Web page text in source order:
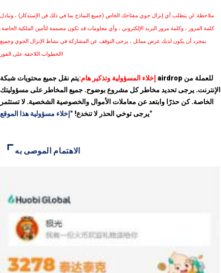
ملاحظة: لن يتطلب أي إنزال جوي مفتاحك الخاص (جميع النماذج بما في ذلك فن الإستذكار) ، وتبادل
كلمة المرور ، وكلمة مرور البريد الإلكتروني ، وأي معلومات قد تكون مصممة لتأمين الملكية الخاصة.
بمجرد أن يكون لديك غرض مماثل ، يرجى التوقف عن المشاركة في نشاط الإنزال الجوي وجميع
الخطوات اللاحقة على الفور!
إخلاء المسؤولية وتذكير هام:يتم نقل جميع محتويات شبكة airdrop للعملة من
الإنترنت. يرجى تحديد مخاطر كل مشروع بوضوح. جميع المخاطر على مسؤوليتك
الخاصة. كن حذرًا وابتعد عن معاملات الأموال والخصوصية الشخصية. لا تستثمر
يرجى توخي الحذر لا تنخدع!"إخلاء مسؤولية هذا الموقع"
الاهتمام الموصى به